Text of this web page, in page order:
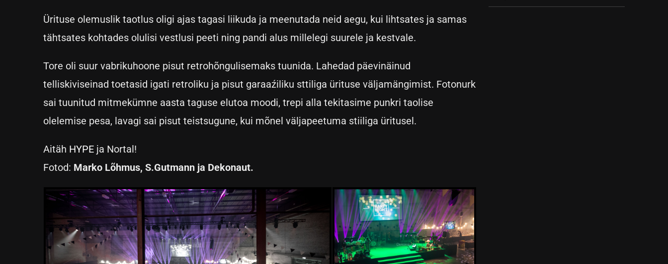
Ürituse olemuslik taotlus oligi ajas tagasi liikuda ja meenutada neid aegu, kui lihtsates ja samas
tähtsates kohtades olulisi vestlusi peeti ning pandi alus millelegi suurele ja kestvale.
Tore oli suur vabrikuhoone pisut retrohõngulisemaks tuunida. Lahedad päevinäinud
telliskiviseinad toetasid igati retroliku ja pisut garaaźiliku sttiliga ürituse väljamängimist. Fotonurk
sai tuunitud mitmekümne aasta taguse elutoa moodi, trepi alla tekitasime punkri taolise
olelemise pesa, lavagi sai pisut teistsugune, kui mõnel väljapeetuma stiiliga üritusel.
Aitäh HYPE ja Nortal!
Fotod: Marko Lõhmus, S.Gutmann ja Dekonaut.